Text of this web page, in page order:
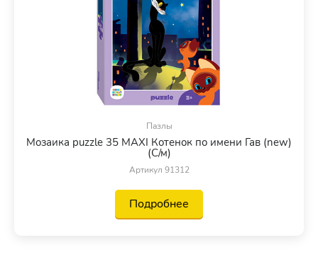
Пазлы
Мозаика puzzle 35 MAXI Котенок по имени Гав (new)
(С/м)
Артикул 91312
Подробнее